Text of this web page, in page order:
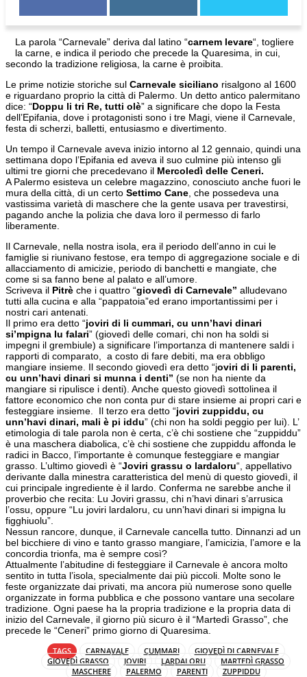
La parola “Carnevale” deriva dal latino “carnem levare“, togliere
la carne, e indica il periodo che precede la Quaresima, in cui,
secondo la tradizione religiosa, la carne è proibita.
Le prime notizie storiche sul Carnevale siciliano risalgono al 1600
e riguardano proprio la città di Palermo. Un detto antico palermitano
dice: “Doppu li tri Re, tutti olè” a significare che dopo la Festa
dell’Epifania, dove i protagonisti sono i tre Magi, viene il Carnevale,
festa di scherzi, balletti, entusiasmo e divertimento.
Un tempo il Carnevale aveva inizio intorno al 12 gennaio, quindi una
settimana dopo l’Epifania ed aveva il suo culmine più intenso gli
ultimi tre giorni che precedevano il Mercoledì delle Ceneri.
A Palermo esisteva un celebre magazzino, conosciuto anche fuori le
mura della città, di un certo Settimo Cane , che possedeva una
vastissima varietà di maschere che la gente usava per travestirsi,
pagando anche la polizia che dava loro il permesso di farlo
liberamente.
Il Carnevale, nella nostra isola, era il periodo dell’anno in cui le
famiglie si riunivano festose, era tempo di aggregazione sociale e di
allacciamento di amicizie, periodo di banchetti e mangiate, che
come si sa fanno bene al palato e all’umore.
Scriveva il Pitrè che i quattro “giovedì di Carnevale” alludevano
tutti alla cucina e alla “pappatoia”ed erano importantissimi per i
nostri cari antenati.
Il primo era detto “joviri di li cummari, cu unn’havi dinari
si’mpigna lu falari” (giovedì delle comari, chi non ha soldi si
impegni il grembiule) a significare l’importanza di mantenere saldi i
rapporti di comparato, a costo di fare debiti, ma era obbligo
mangiare insieme. Il secondo giovedì era detto “joviri di li parenti,
cu unn’havi dinari si munna i denti” (se non ha niente da
mangiare si ripulisce i denti). Anche questo giovedì sottolinea il
fattore economico che non conta pur di stare insieme ai propri cari e
festeggiare insieme. Il terzo era detto “joviri zuppiddu, cu
unn’havi dinari, mali è pi iddu” (chi non ha soldi peggio per lui). L’
etimologia di tale parola non è certa, c’è chi sostiene che “zuppiddu”
è una maschera diabolica, c’è chi sostiene che zuppiddu affonda le
radici in Bacco, l’importante è comunque festeggiare e mangiar
grasso. L’ultimo giovedì è “Joviri grassu o lardaloru“, appellativo
derivante dalla minestra caratteristica del menù di questo giovedì, il
cui principale ingrediente è il lardo. Conferma ne sarebbe anche il
proverbio che recita: Lu Joviri grassu, chi n’havi dinari s’arrusica
l’ossu, oppure “Lu joviri lardaloru, cu unn’havi dinari si impigna lu
figghiuolu”.
Nessun rancore, dunque, il Carnevale cancella tutto. Dinnanzi ad un
bel bicchiere di vino e tanto grasso mangiare, l’amicizia, l’amore e la
concordia trionfa, ma è sempre così?
Attualmente l’abitudine di festeggiare il Carnevale è ancora molto
sentito in tutta l’isola, specialmente dai più piccoli. Molte sono le
feste organizzate dai privati, ma ancora più numerose sono quelle
organizzate in forma pubblica e che possono vantare una secolare
tradizione. Ogni paese ha la propria tradizione e la propria data di
inizio del Carnevale, il giorno più sicuro è il “Martedì Grasso”, che
precede le “Ceneri” primo giorno di Quaresima.
TAGS CARNAVALE CUMMARI
GIOVEDÌ DI CARNEVALE
GIOVEDÌ GRASSO
JOVIRI LARDALORU
MARTEDÌ GRASSO
MASCHERE
PALERMO PARENTI ZUPPIDDU